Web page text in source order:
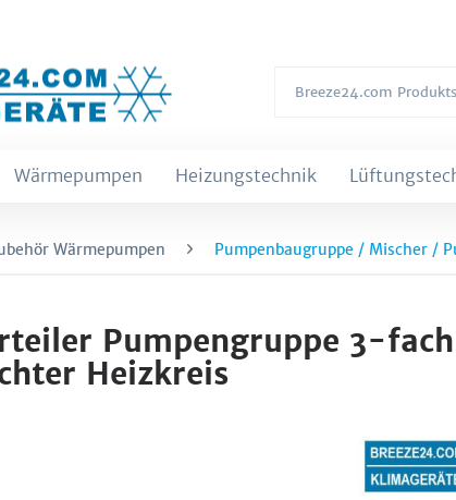
Wärmepumpen Heizungstechnik
Wärmepumpen Pumpenbaugruppe / Mischer /
Pumpengruppe 3-
Heizkreis